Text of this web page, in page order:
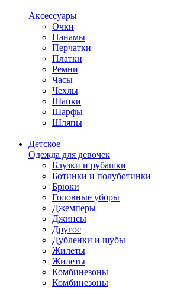
Аксессуары
Очки
Панамы
Перчатки
Платки
Ремни
Часы
Чехлы
Шапки
Шарфы
Шляпы
Детское
Одежда для девочек
Блузки и рубашки
Ботинки и полуботинки
Брюки
Головные уборы
Джемперы
Джинсы
Другое
Дубленки и шубы
Жилеты
Жилеты
Комбинезоны
Комбинезоны